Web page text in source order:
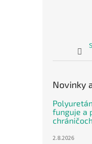
Novinky
funguje a
2.8.2026